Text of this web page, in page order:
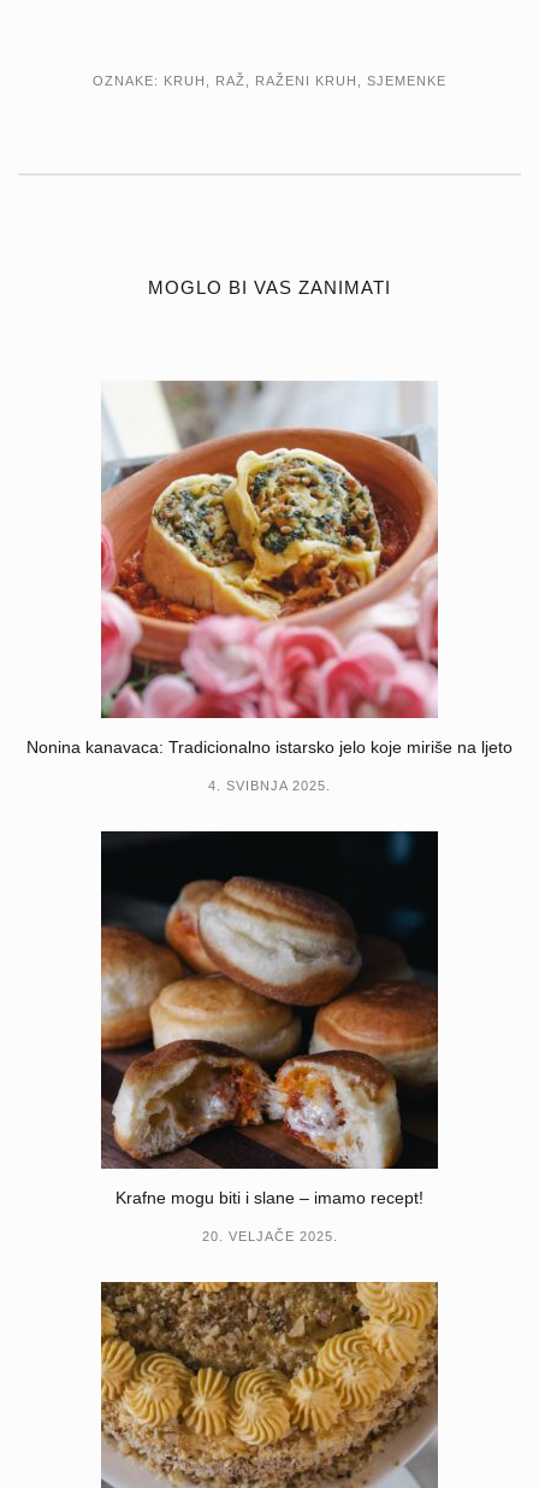
OZNAKE: KRUH RAŽ RAŽENI KRUH SJEMENKE
MOGLO BI VAS ZANIMATI
Nonina kanavaca: Tradicionalno istarsko jelo koje miriše na ljeto
4. SVIBNJA 2025.
Krafne mogu biti i slane – imamo recept!
20. VELJAČE 2025.